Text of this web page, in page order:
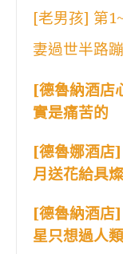
[老男孩] 第
妻過世半路
[德魯納酒店
實是痛苦的
[德魯娜酒店
月送花給具
[德魯納酒店
星只想過人